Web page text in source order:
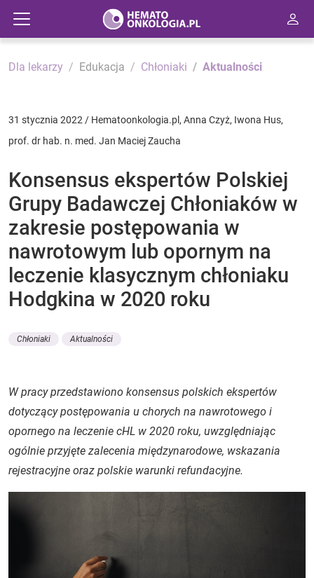
Dla lekarzy Edukacja Chłoniaki Aktualności
31 stycznia 2022 / Hematoonkologia.pl, Anna Czyż, Iwona Hus,
prof. dr hab. n. med. Jan Maciej Zaucha
Konsensus ekspertów Polskiej
Grupy Badawczej Chłoniaków w
zakresie postępowania w
nawrotowym lub opornym na
leczenie klasycznym chłoniaku
Hodgkina w 2020 roku
Chłoniaki Aktualności
W pracy przedstawiono konsensus polskich ekspertów
dotyczący postępowania u chorych na nawrotowego i
opornego na leczenie cHL w 2020 roku, uwzględniając
ogólnie przyjęte zalecenia międzynarodowe, wskazania
rejestracyjne oraz polskie warunki refundacyjne.